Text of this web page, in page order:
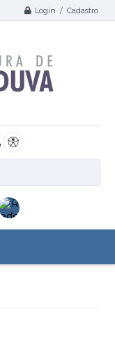
Login / Cadastro